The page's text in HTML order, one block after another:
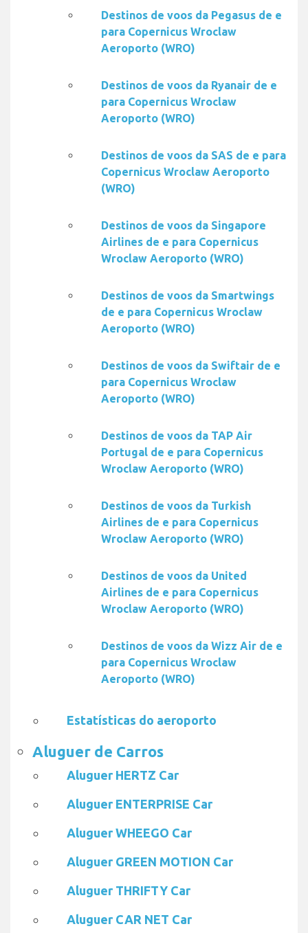
Destinos de voos da Pegasus de e
para Copernicus Wroclaw
Aeroporto (WRO)
Destinos de voos da Ryanair de e
para Copernicus Wroclaw
Aeroporto (WRO)
Destinos de voos da SAS de e para
Copernicus Wroclaw Aeroporto
(WRO)
Destinos de voos da Singapore
Airlines de e para Copernicus
Wroclaw Aeroporto (WRO)
Destinos de voos da Smartwings
de e para Copernicus Wroclaw
Aeroporto (WRO)
Destinos de voos da Swiftair de e
para Copernicus Wroclaw
Aeroporto (WRO)
Destinos de voos da TAP Air
Portugal de e para Copernicus
Wroclaw Aeroporto (WRO)
Destinos de voos da Turkish
Airlines de e para Copernicus
Wroclaw Aeroporto (WRO)
Destinos de voos da United
Airlines de e para Copernicus
Wroclaw Aeroporto (WRO)
Destinos de voos da Wizz Air de e
para Copernicus Wroclaw
Aeroporto (WRO)
Estatísticas do aeroporto
Aluguer de Carros
Aluguer HERTZ Car
Aluguer ENTERPRISE Car
Aluguer WHEEGO Car
Aluguer GREEN MOTION Car
Aluguer THRIFTY Car
Aluguer CAR NET Car